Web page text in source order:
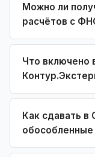
Можно ли
расчётов с
Что включено
Как сдавать в